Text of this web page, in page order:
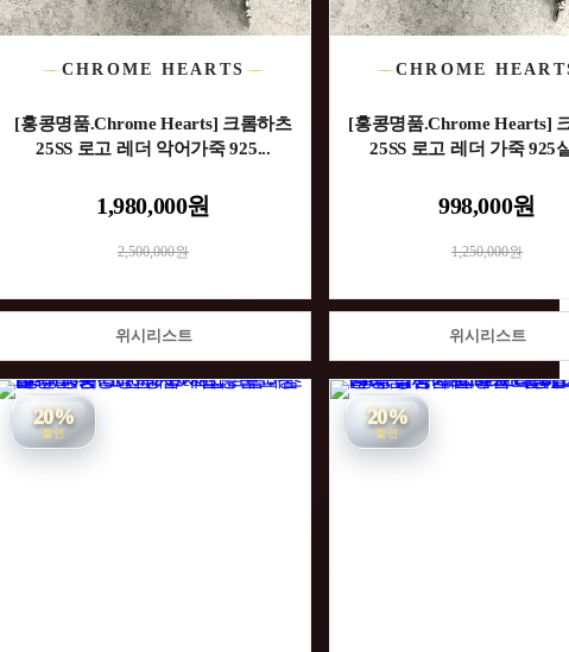
CHROME HEARTS
[홍콩명품.Chrome Hearts] 크롬하츠
25SS 로고 레더 악어가죽 925...
1,980,000원
2,500,000원
위시리스트
CHROME
[홍콩명품.Chrome Hearts]
25SS 로고 레더 가죽 925
998,000원
1,250,000원
위시리스트
20%
할인
20%
할인